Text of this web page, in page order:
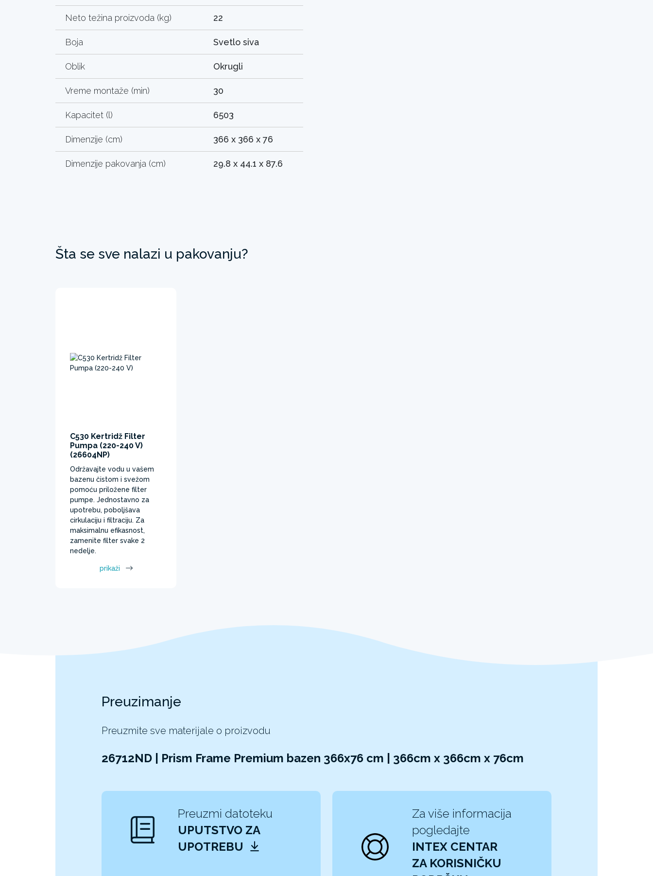
Neto težina proizvoda (kg) 22
Boja Svetlo siva
Oblik Okrugli
Vreme montaže (min) 30
Kapacitet (l) 6503
Dimenzije (cm) 366 x 366 x 76
Dimenzije pakovanja (cm) 29.8 x 44.1 x 87.6
Šta se sve nalazi u pakovanju?
C530 Kertridž Filter
Pumpa (220-240 V)
(26604NP)
Održavajte vodu u vašem
bazenu čistom i svežom
pomoću priložene filter
pumpe. Jednostavno za
upotrebu, poboljšava
cirkulaciju i filtraciju. Za
maksimalnu efikasnost,
zamenite filter svake 2
nedelje.
prikaži
Preuzimanje
Preuzmite sve materijale o proizvodu
26712ND | Prism Frame Premium bazen 366x76 cm | 366cm x 366cm x 76cm
Preuzmi datoteku
UPUTSTVO ZA
UPOTREBU
Za više informacija
pogledajte
INTEX CENTAR
ZA KORISNIČKU